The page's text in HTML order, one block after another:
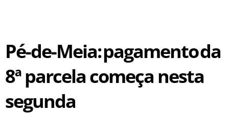
Pé-de-Meia: pagamento da
8ª parcela começa nesta
segunda